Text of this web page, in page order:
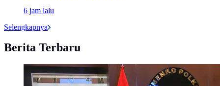
6 jam lalu
Selengkapnya
Berita Terbaru